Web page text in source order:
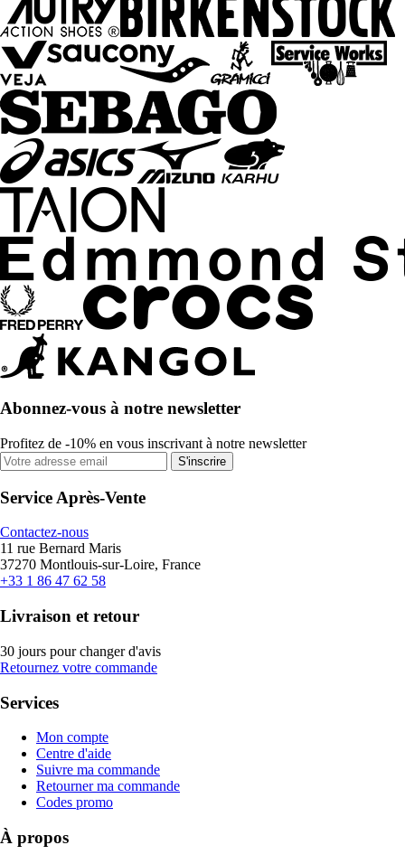
Abonnez-vous à notre newsletter
Profitez de -10% en vous inscrivant à notre newsletter
S'inscrire
Service Après-Vente
Contactez-nous
11 rue Bernard Maris
37270 Montlouis-sur-Loire, France
+33 1 86 47 62 58
Livraison et retour
30 jours pour changer d'avis
Retournez votre commande
Services
Mon compte
Centre d'aide
Suivre ma commande
Retourner ma commande
Codes promo
À propos